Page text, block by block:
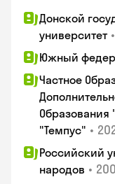
Донской
университет •
Южный
Частное
Образования
"Темпус" •
Российский
народов •